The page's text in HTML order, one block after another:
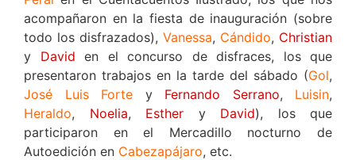
acompañaron en la fiesta de inauguración (sobre
todo los disfrazados), Vanessa, Cándido, Christian
y David en el concurso de disfraces, los que
presentaron trabajos en la tarde del sábado (Gol,
José Luis Forte y Fernando Serrano, Luisin,
Heraldo, Noelia, Esther y David), los que
participaron en el Mercadillo nocturno de
Autoedición en Cabezapájaro, etc.